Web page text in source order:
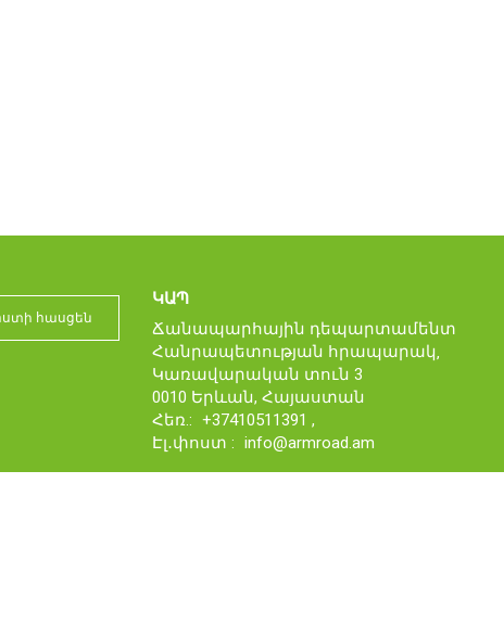
ԿԱՊ
Ճանապարհային դեպարտամենտ
Հանրապետության հրապարակ‚
Կառավարական տուն 3
0010 Երևան, Հայաստան
Հեռ.: +37410511391,
Էլ․փոստ : info@armroad.am